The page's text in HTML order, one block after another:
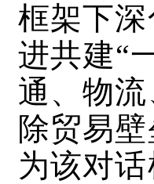
框架下
进共建“
通、物
除贸易
为该对